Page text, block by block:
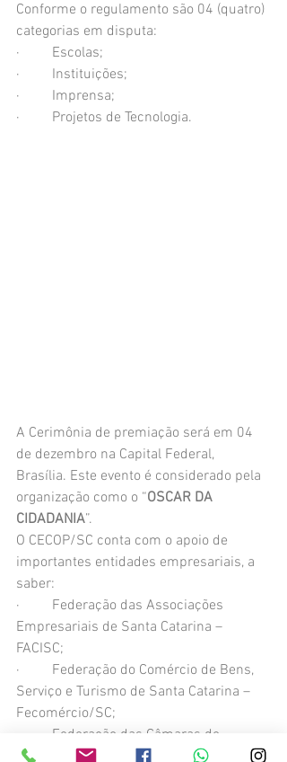
Conforme o regulamento são 04 (quatro)
categorias em disputa:
·         Escolas;
·         Instituições;
·         Imprensa;
·         Projetos de Tecnologia.
A Cerimônia de premiação será em 04
de dezembro na Capital Federal,
Brasília. Este evento é considerado pela
organização como o “OSCAR DA
CIDADANIA”.
O CECOP/SC conta com o apoio de
importantes entidades empresariais, a
saber:
·         Federação das Associações
Empresariais de Santa Catarina –
FACISC;
·         Federação do Comércio de Bens,
Serviço e Turismo de Santa Catarina –
Fecomércio/SC;
·         Federação das Câmaras de
Dirigentes Lojistas de Santa Catarina –